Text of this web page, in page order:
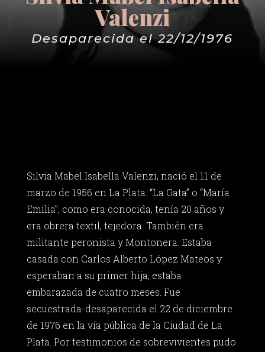
Valenzi
Desaparecida el 22/12/1976
Silvia Mabel Isabella Valenzi, nació el 11 de
marzo de 1956 en La Plata. “La Gata” o “María
Emilia”, como era conocida, tenía 20 años y
era obrera textil, tejedora. También era
militante peronista y Montonera. Estaba
casada con Carlos Alberto López Mateos y
esperaban a su primer hija, estaba
embarazada de cuatro meses. Fue
secuestrada-desaparecida el 22 de diciembre
de 1976 en la vía pública de la Ciudad de La
Plata. Por testimonios de sobrevivientes pudo